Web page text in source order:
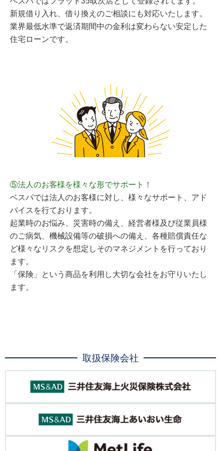
新規借り入れ、借り換えのご相談にも対応いたします。
業界最低水準で返済期間中の金利は変わらない安定した
住宅ローンです。
⑤法人のお客様を様々な形でサポート！
ベスパでは法人のお客様に対し、様々なサポート、アド
バイスを行ております。
起業時のお悩み、災害時の備え、経営者様及び従業員様
のご病気、機械設備等の破損への備え、各種賠償責任な
ど様々なリスクを想定しそのマネジメントを行っており
ます。
「保険」という商品を利用し大切な会社をお守りいたし
ます。
取扱保険会社